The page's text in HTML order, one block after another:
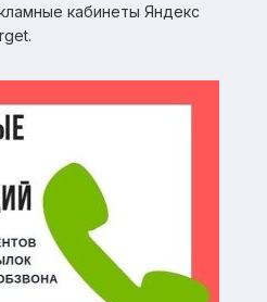
кабинеты Яндекс